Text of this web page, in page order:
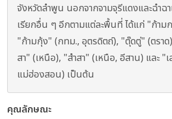
จังหวัดลำพูน นอกจากจามจุรีแดงและฉำฉ
เรียกอื่น ๆ อีกตามแต่ละพื้นที่ ได้แก่ "ก้าม
"ก้ามกุ้ง" (กทม., อุตรดิตถ์), "ตุ๊ดตู่" (ตราด
สา" (เหนือ), "สำสา" (เหนือ, อีสาน) และ "
แม่ฮ่องสอน) เป็นต้น
คุณลักษณะ